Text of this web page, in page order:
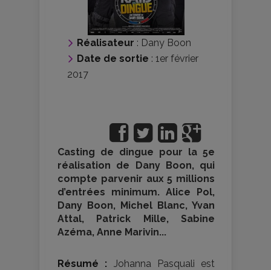
Réalisateur : Dany Boon
Date de sortie : 1er février
2017
Casting de dingue pour la 5e
réalisation de Dany Boon, qui
compte parvenir aux 5 millions
d’entrées minimum. Alice Pol,
Dany Boon, Michel Blanc, Yvan
Attal, Patrick Mille, Sabine
Azéma, Anne Marivin...
Résumé : Johanna Pasquali est